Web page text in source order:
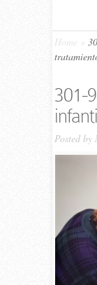
Home
301-
Posted by